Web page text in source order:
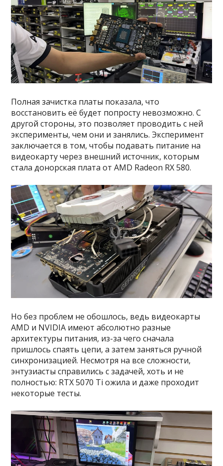
Полная зачистка платы показала, что
восстановить её будет попросту невозможно. С
другой стороны, это позволяет проводить с ней
эксперименты, чем они и занялись. Эксперимент
заключается в том, чтобы подавать питание на
видеокарту через внешний источник, которым
стала донорская плата от AMD Radeon RX 580.
Но без проблем не обошлось, ведь видеокарты
AMD и NVIDIA имеют абсолютно разные
архитектуры питания, из-за чего сначала
пришлось спаять цепи, а затем заняться ручной
синхронизацией. Несмотря на все сложности,
энтузиасты справились с задачей, хоть и не
полностью: RTX 5070 Ti ожила и даже проходит
некоторые тесты.